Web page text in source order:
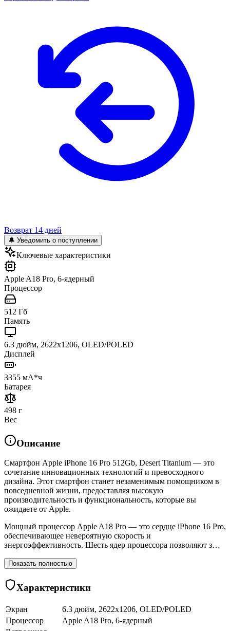
Возврат 14 дней
🔔 Уведомить о поступлении
Ключевые характеристики
Apple A18 Pro, 6-ядерный
Процессор
512 Гб
Память
6.3 дюйм, 2622x1206, OLED/POLED
Дисплей
3355 мА*ч
Батарея
498 г
Вес
Описание
Смартфон Apple iPhone 16 Pro 512Gb, Desert Titanium — это
сочетание инновационных технологий и превосходного
дизайна. Этот смартфон станет незаменимым помощником в
повседневной жизни, предоставляя высокую
производительность и функциональность, которые вы
ожидаете от Apple.
Мощный процессор Apple A18 Pro — это сердце iPhone 16 Pro,
обеспечивающее невероятную скорость и
энергоэффективность. Шесть ядер процессора позволяют з…
Показать полностью
Характеристики
Экран
6.3 дюйм, 2622x1206, OLED/POLED
Процессор
Apple A18 Pro, 6-ядерный